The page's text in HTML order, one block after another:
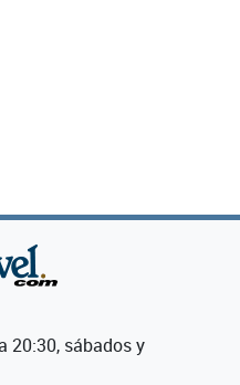
20:30, sábados y